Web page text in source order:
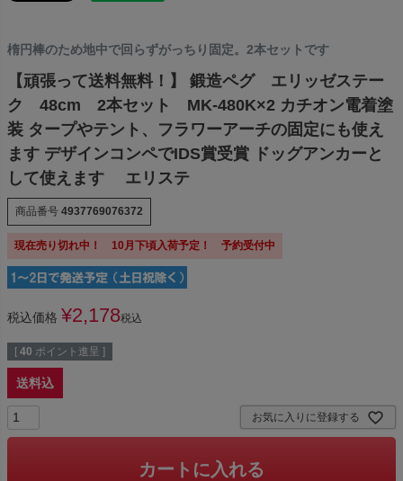
楕円棒のため地中で回らずがっちり固定。2本セットです
【頑張って送料無料！】 鍛造ペグ エリッゼステー
ク 48cm 2本セット MK-480K×2 カチオン電着塗
装 タープやテント、フラワーアーチの固定にも使え
ます デザインコンペでIDS賞受賞 ドッグアンカーと
して使えます エリステ
商品番号 4937769076372
現在売り切れ中！ 10月下頃入荷予定！ 予約受付中
税込価格 ¥2,178税込
[ 40 ポイント進呈 ]
送料込
お気に入りに登録する
カートに入れる